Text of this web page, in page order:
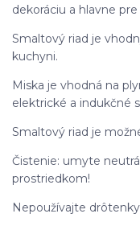
dekoráciu a hlavne pre
Smaltový riad je
kuchyni.
Miska je vhodná na
elektrické a indukčné
Smaltový riad je
Čistenie: umyte
prostriedkom!
Nepoužívajte